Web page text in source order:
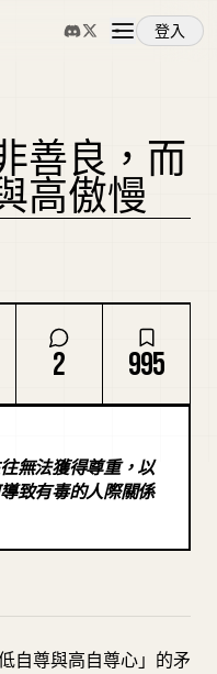
登入
善良，而
高傲慢
2 995
無法獲得尊重，以
致有毒的人際關係
自尊與高自尊心」的矛